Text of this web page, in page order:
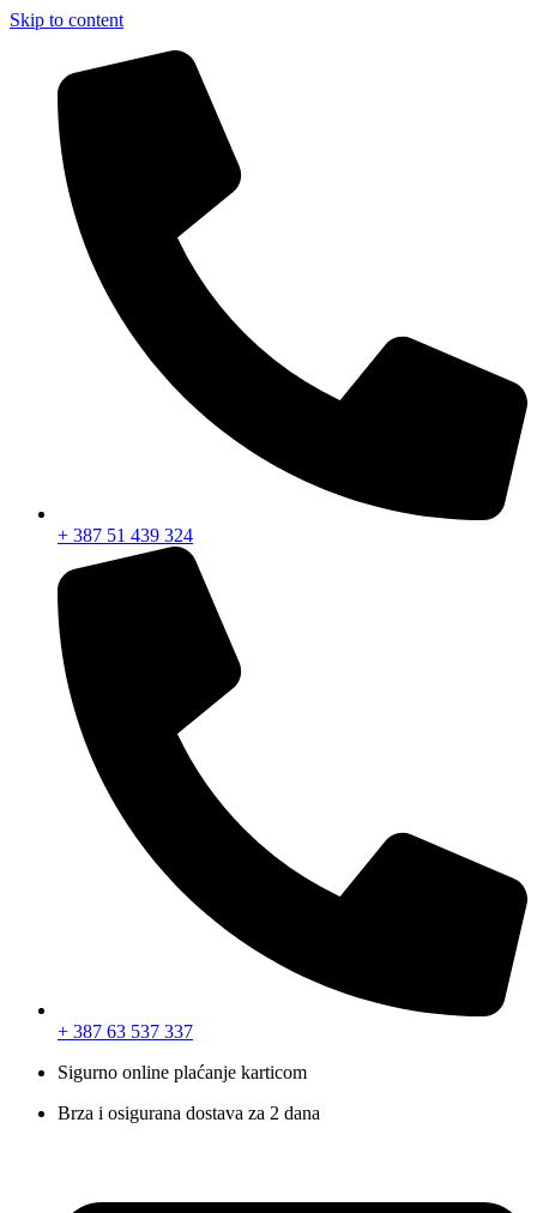
Skip to content
+ 387 51 439 324
+ 387 63 537 337
Sigurno online plaćanje karticom
Brza i osigurana dostava za 2 dana